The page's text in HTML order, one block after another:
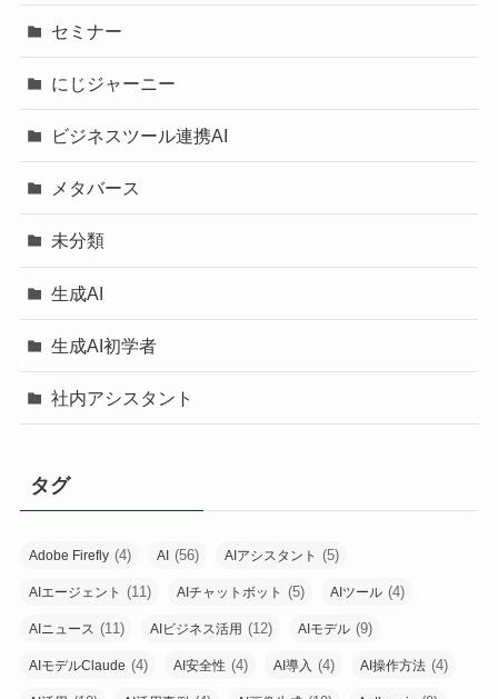
セミナー
にじジャーニー
ビジネスツール連携AI
メタバース
未分類
生成AI
生成AI初学者
社内アシスタント
タグ
Adobe Firefly (4) AI (56) AIアシスタント (5)
AIエージェント (11) AIチャットボット (5) AIツール (4)
AIニュース (11) AIビジネス活用 (12) AIモデル (9)
AIモデルClaude (4) AI安全性 (4) AI導入 (4) AI操作方法 (4)